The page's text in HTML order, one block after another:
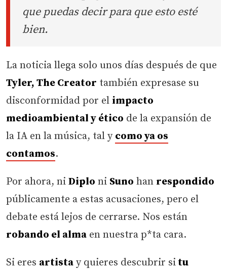
que puedas decir para que esto esté
bien.
La noticia llega solo unos días después de que
Tyler, The Creator también expresase su
disconformidad por el impacto
medioambiental y ético de la expansión de
la IA en la música, tal y como ya os
contamos.
Por ahora, ni Diplo ni Suno han respondido
públicamente a estas acusaciones, pero el
debate está lejos de cerrarse. Nos están
robando el alma en nuestra p*ta cara.
Si eres artista y quieres descubrir si tu